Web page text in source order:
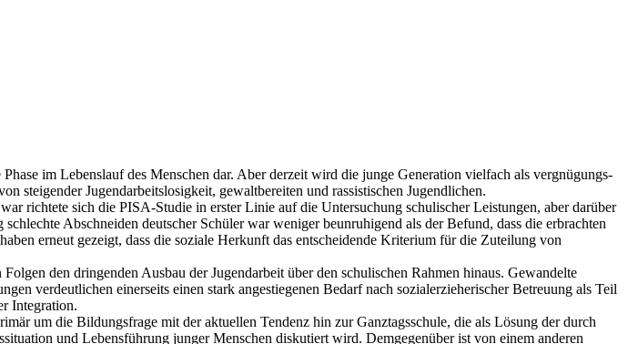
im Lebenslauf des Menschen dar. Aber derzeit wird die junge Generation vielfach als vergnügungs-
Jugendarbeitslosigkeit, gewaltbereiten und rassistischen Jugendlichen.
richtete sich die PISA-Studie in erster Linie auf die Untersuchung schulischer Leistungen, aber darüber
Abschneiden deutscher Schüler war weniger beunruhigend als der Befund, dass die erbrachten
erneut gezeigt, dass die soziale Herkunft das entscheidende Kriterium für die Zuteilung von
den dringenden Ausbau der Jugendarbeit über den schulischen Rahmen hinaus. Gewandelte
verdeutlichen einerseits einen stark angestiegenen Bedarf nach sozialerzieherischer Betreuung als Teil
Integration.
um die Bildungsfrage mit der aktuellen Tendenz hin zur Ganztagsschule, die als Lösung der durch
und Lebensführung junger Menschen diskutiert wird. Demgegenüber ist von einem anderen